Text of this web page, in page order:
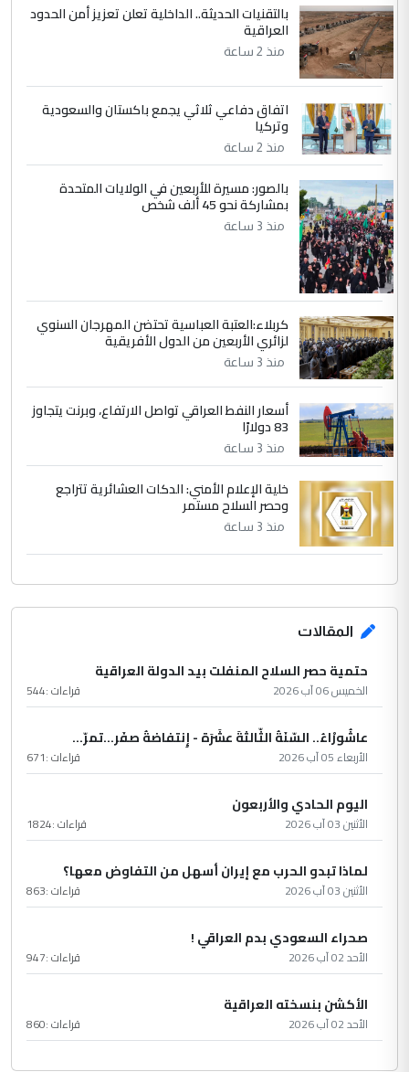
ابا فرات ...
الموضوع :
الجواهري يرد على صدام حسين سل
مضجعيك يابن الزنا (نص كامل)
5 سردار
التعليق : واحد من عصابة علي ماما يسقط
جنسية الرافد الثالث للعراق ومن اصول عريقة
ابا فرات ...
الموضوع :
الجواهري يرد على صدام حسين سل
مضجعيك يابن الزنا (نص كامل)
بالتقنيات الحديثة.. الداخلية تعلن تعزيز أمن الحدود
العراقية
منذ 2 ساعة
اتفاق دفاعي ثلاثي يجمع باكستان والسعودية
وتركيا
منذ 2 ساعة
بالصور: مسيرة للأربعين في الولايات المتحدة
بمشاركة نحو 45 ألف شخص
منذ 3 ساعة
كربلاء:العتبة العباسية تحتضن المهرجان السنوي
لزائري الأربعين من الدول الأفريقية
منذ 3 ساعة
أسعار النفط العراقي تواصل الارتفاع، وبرنت يتجاوز
83 دولارًا
منذ 3 ساعة
خلية الإعلام الأمني: الدكات العشائرية تتراجع
وحصر السلاح مستمر
منذ 3 ساعة
المقالات
حتمية حصر السلاح المنفلت بيد الدولة العراقية
الخميس 06 آب 2026 قراءات :544
عاشُورْاءُ.. السّنَةُ الثّالثةَ عشَرَة - إِنتفاضةُ صفَر…تمرّ...
الأربعاء 05 آب 2026 قراءات :671
اليوم الحادي والأربعون
الأثنين 03 آب 2026 قراءات :1824
لماذا تبدو الحرب مع إيران أسهل من التفاوض معها؟
الأثنين 03 آب 2026 قراءات :863
صحراء السعودي بدم العراقي !
الأحد 02 آب 2026 قراءات :947
الأكشن بنسخته العراقية
الأحد 02 آب 2026 قراءات :860